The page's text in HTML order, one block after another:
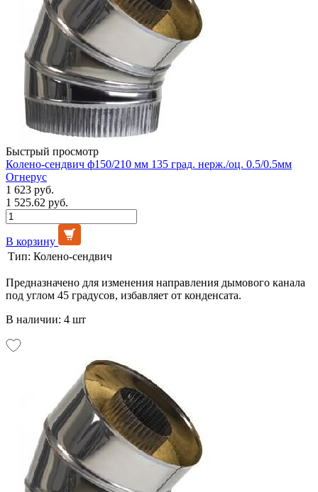
Быстрый просмотр
Колено-сендвич ф150/210 мм 135 град. нерж./оц. 0.5/0.5мм
Огнерус
1 623 руб.
1 525.62 руб.
В корзину
Тип: Колено-сендвич
Предназначено для изменения направления дымового канала
под углом 45 градусов, избавляет от конденсата.
В наличии: 4 шт